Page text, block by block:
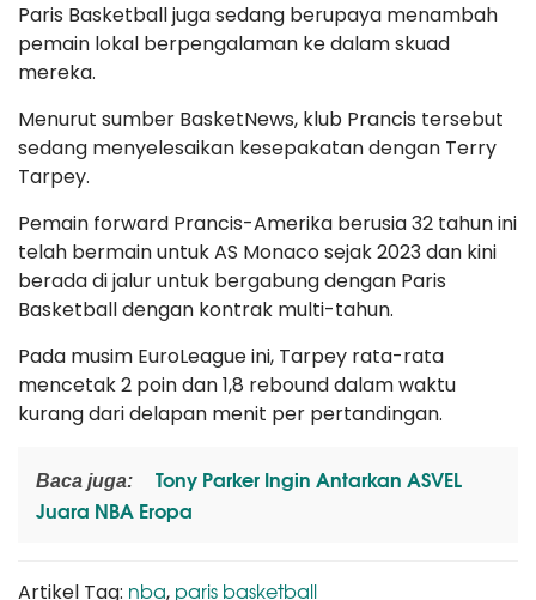
Paris Basketball juga sedang berupaya menambah
pemain lokal berpengalaman ke dalam skuad
mereka.
Menurut sumber BasketNews, klub Prancis tersebut
sedang menyelesaikan kesepakatan dengan Terry
Tarpey.
Pemain forward Prancis-Amerika berusia 32 tahun ini
telah bermain untuk AS Monaco sejak 2023 dan kini
berada di jalur untuk bergabung dengan Paris
Basketball dengan kontrak multi-tahun.
Pada musim EuroLeague ini, Tarpey rata-rata
mencetak 2 poin dan 1,8 rebound dalam waktu
kurang dari delapan menit per pertandingan.
Baca juga:
Tony Parker Ingin Antarkan ASVEL
Juara NBA Eropa
Artikel Tag: nba, paris basketball